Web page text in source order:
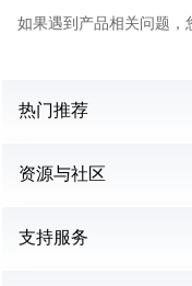
如果遇到产品相关问题，
热门推荐
资源与社区
支持服务